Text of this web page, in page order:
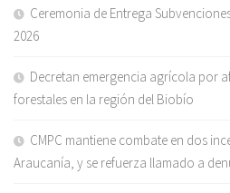
Ceremonia de Entrega
2026
Decretan emergencia agrícola por
forestales en la región del Biobío
CMPC mantiene combate en dos
Araucanía, y se refuerza llamado a